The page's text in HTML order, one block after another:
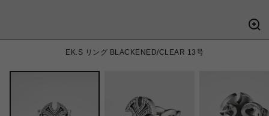
EK.S リング BLACKENED/CLEAR 13号